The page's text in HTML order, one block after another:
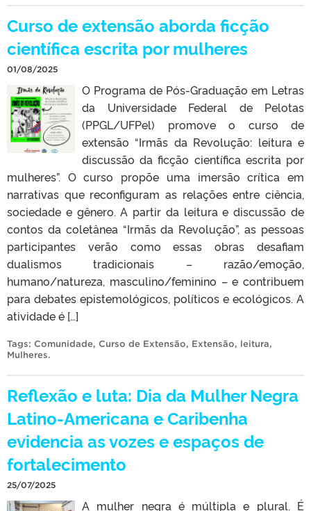
Curso de extensão aborda ficção
científica escrita por mulheres
01/08/2025
O Programa de Pós-Graduação em Letras
da Universidade Federal de Pelotas
(PPGL/UFPel) promove o curso de
extensão “Irmãs da Revolução: leitura e
discussão da ficção científica escrita por
mulheres”. O curso propõe uma imersão crítica em
narrativas que reconfiguram as relações entre ciência,
sociedade e gênero. A partir da leitura e discussão de
contos da coletânea “Irmãs da Revolução”, as pessoas
participantes verão como essas obras desafiam
dualismos tradicionais – razão/emoção,
humano/natureza, masculino/feminino – e contribuem
para debates epistemológicos, políticos e ecológicos. A
atividade é […]
Tags: Comunidade, Curso de Extensão, Extensão, leitura,
Mulheres.
Reflexão e luta: Dia da Mulher Negra
Latino-Americana e Caribenha
evidencia as vozes e espaços de
fortalecimento
25/07/2025
A mulher negra é múltipla e plural. É